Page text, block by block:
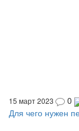
15 март 2023 0
Для чего нужен